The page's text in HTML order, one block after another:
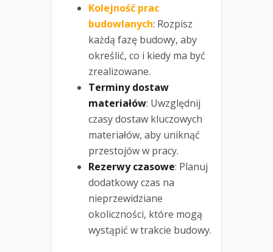
Kolejność prac
budowlanych: Rozpisz
każdą fazę budowy, aby
określić, co i kiedy ma być
zrealizowane.
Terminy dostaw
materiałów: Uwzględnij
czasy dostaw kluczowych
materiałów, aby uniknąć
przestojów w pracy.
Rezerwy czasowe: Planuj
dodatkowy czas na
nieprzewidziane
okoliczności, które mogą
wystąpić w trakcie budowy.